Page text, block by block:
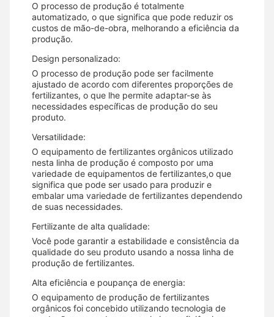
O processo de produção é totalmente
automatizado, o que significa que pode reduzir os
custos de mão-de-obra, melhorando a eficiência da
produção.
Design personalizado:
O processo de produção pode ser facilmente
ajustado de acordo com diferentes proporções de
fertilizantes, o que lhe permite adaptar-se às
necessidades específicas de produção do seu
produto.
Versatilidade:
O equipamento de fertilizantes orgânicos utilizado
nesta linha de produção é composto por uma
variedade de equipamentos de fertilizantes,o que
significa que pode ser usado para produzir e
embalar uma variedade de fertilizantes dependendo
de suas necessidades.
Fertilizante de alta qualidade:
Você pode garantir a estabilidade e consistência da
qualidade do seu produto usando a nossa linha de
produção de fertilizantes.
Alta eficiência e poupança de energia:
O equipamento de produção de fertilizantes
orgânicos foi concebido utilizando tecnologia de